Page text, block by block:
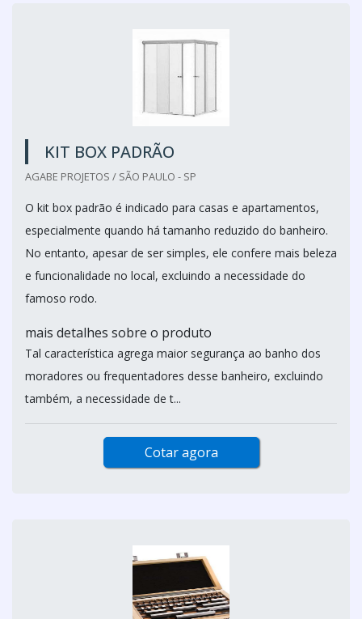
KIT BOX PADRÃO
AGABE PROJETOS / SÃO PAULO - SP
O kit box padrão é indicado para casas e apartamentos,
especialmente quando há tamanho reduzido do banheiro.
No entanto, apesar de ser simples, ele confere mais beleza
e funcionalidade no local, excluindo a necessidade do
famoso rodo.
mais detalhes sobre o produto
Tal característica agrega maior segurança ao banho dos
moradores ou frequentadores desse banheiro, excluindo
também, a necessidade de t...
Cotar agora